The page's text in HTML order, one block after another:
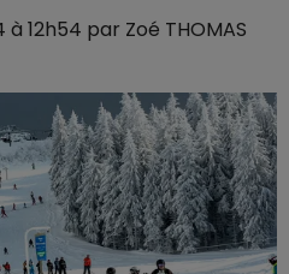
12h54 par Zoé THOMAS